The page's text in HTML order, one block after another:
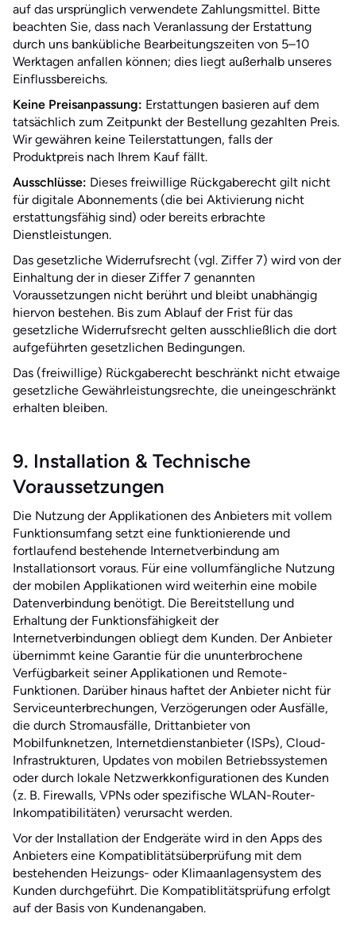
auf das ursprünglich verwendete Zahlungsmittel. Bitte
beachten Sie, dass nach Veranlassung der Erstattung
durch uns bankübliche Bearbeitungszeiten von 5–10
Werktagen anfallen können; dies liegt außerhalb unseres
Einflussbereichs.
Keine Preisanpassung: Erstattungen basieren auf dem
tatsächlich zum Zeitpunkt der Bestellung gezahlten Preis.
Wir gewähren keine Teilerstattungen, falls der
Produktpreis nach Ihrem Kauf fällt.
Ausschlüsse: Dieses freiwillige Rückgaberecht gilt nicht
für digitale Abonnements (die bei Aktivierung nicht
erstattungsfähig sind) oder bereits erbrachte
Dienstleistungen.
Das gesetzliche Widerrufsrecht (vgl. Ziffer 7) wird von der
Einhaltung der in dieser Ziffer 7 genannten
Voraussetzungen nicht berührt und bleibt unabhängig
hiervon bestehen. Bis zum Ablauf der Frist für das
gesetzliche Widerrufsrecht gelten ausschließlich die dort
aufgeführten gesetzlichen Bedingungen.
Das (freiwillige) Rückgaberecht beschränkt nicht etwaige
gesetzliche Gewährleistungsrechte, die uneingeschränkt
erhalten bleiben.
9. Installation & Technische
Voraussetzungen
Die Nutzung der Applikationen des Anbieters mit vollem
Funktionsumfang setzt eine funktionierende und
fortlaufend bestehende Internetverbindung am
Installationsort voraus. Für eine vollumfängliche Nutzung
der mobilen Applikationen wird weiterhin eine mobile
Datenverbindung benötigt. Die Bereitstellung und
Erhaltung der Funktionsfähigkeit der
Internetverbindungen obliegt dem Kunden. Der Anbieter
übernimmt keine Garantie für die ununterbrochene
Verfügbarkeit seiner Applikationen und Remote-
Funktionen. Darüber hinaus haftet der Anbieter nicht für
Serviceunterbrechungen, Verzögerungen oder Ausfälle,
die durch Stromausfälle, Drittanbieter von
Mobilfunknetzen, Internetdienstanbieter (ISPs), Cloud-
Infrastrukturen, Updates von mobilen Betriebssystemen
oder durch lokale Netzwerkkonfigurationen des Kunden
(z. B. Firewalls, VPNs oder spezifische WLAN-Router-
Inkompatibilitäten) verursacht werden.
Vor der Installation der Endgeräte wird in den Apps des
Anbieters eine Kompatiblitätsüberprüfung mit dem
bestehenden Heizungs- oder Klimaanlagensystem des
Kunden durchgeführt. Die Kompatiblitätsprüfung erfolgt
auf der Basis von Kundenangaben.